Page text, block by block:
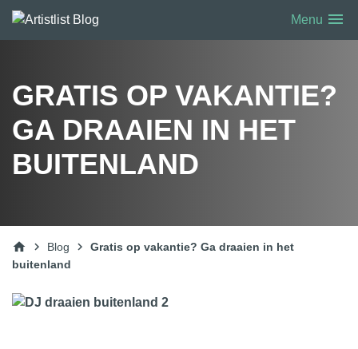
Menu menu
GRATIS OP VAKANTIE?
GA DRAAIEN IN HET
BUITENLAND
home chevron_right Blog chevron_right
Gratis op vakantie? Ga draaien in het
buitenland